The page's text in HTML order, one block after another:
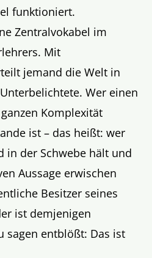
funktioniert.
Zentralvokabel im
Mit
jemand die Welt in
Wer einen
Komplexität
ist – das heißt: wer
in der Schwebe hält und
Aussage erwischen
Besitzer seines
ist demjenigen
sagen entblößt: Das ist